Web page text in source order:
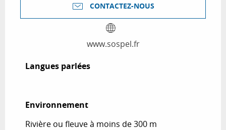
CONTACTEZ-NOUS
www.sospel.fr
Langues parlées
Langues parlées
Environnement
Environnement
Rivière ou fleuve à moins de 300 m